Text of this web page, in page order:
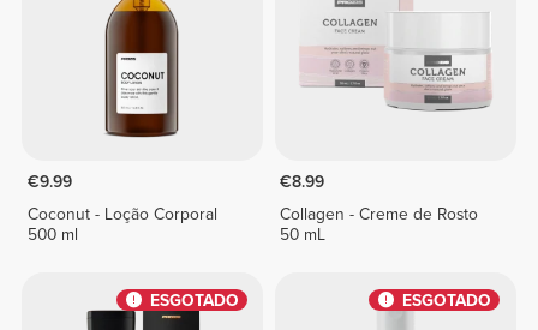
€9.99
Coconut - Loção Corporal
500 ml
€8.99
Collagen - Creme de Rosto
50 mL
ESGOTADO ESGOTADO